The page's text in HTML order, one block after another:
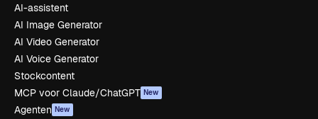
AI-assistent
AI Image Generator
AI Video Generator
AI Voice Generator
Stockcontent
MCP voor Claude/ChatGPT New
Agenten New